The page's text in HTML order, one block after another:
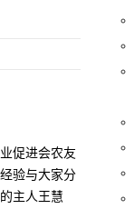
促进会农友
验与大家分
主人王慧